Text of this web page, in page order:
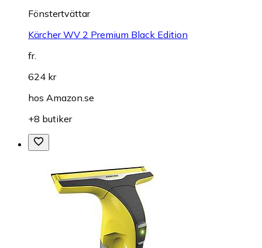
Fönstertvättar
Kärcher WV 2 Premium Black Edition
fr.
624 kr
hos Amazon.se
+8 butiker